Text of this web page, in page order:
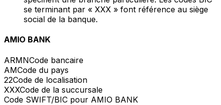
se terminant par « XXX » font référence au siège
social de la banque.
AMIO BANK
ARMNCode bancaire
AMCode du pays
22Code de localisation
XXXCode de la succursale
Code SWIFT/BIC pour AMIO BANK